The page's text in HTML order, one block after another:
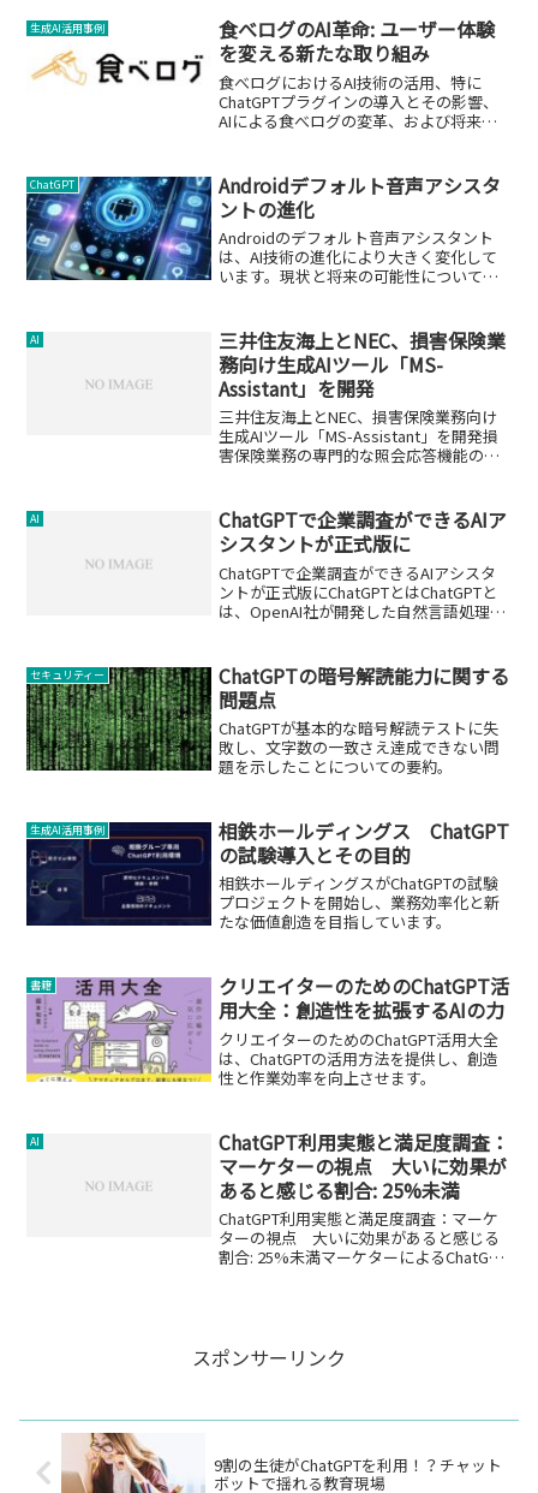
生成AI活用事例
食べログのAI革命: ユーザー体験
を変える新たな取り組み
食べログにおけるAI技術の活用、特に
ChatGPTプラグインの導入とその影響、
AIによる食べログの変革、および将来展
ChatGPT
Androidデフォルト音声アシスタ
ントの進化
Androidのデフォルト音声アシスタント
は、AI技術の進化により大きく変化して
います。現状と将来の可能性について詳
AI
三井住友海上とNEC、損害保険業
務向け生成AIツール「MS-
Assistant」を開発
三井住友海上とNEC、損害保険業務向け
生成AIツール「MS-Assistant」を開発損
害保険業務の専門的な照会応答機能の追
品規定や事務手続ルールに関する照会等
を自動...
AI
ChatGPTで企業調査ができるAIア
シスタントが正式版に
ChatGPTで企業調査ができるAIアシスタ
ントが正式版にChatGPTとはChatGPTと
は、OpenAI社が開発した自然言語処理の
ざまな質問に答えたり、話題...
セキュリティー
ChatGPTの暗号解読能力に関する
問題点
ChatGPTが基本的な暗号解読テストに失
敗し、文字数の一致さえ達成できない問
題を示したことについての要約。
生成AI活用事例
相鉄ホールディングス ChatGPT
の試験導入とその目的
相鉄ホールディングスがChatGPTの試験
プロジェクトを開始し、業務効率化と新
たな価値創造を目指しています。
書籍
クリエイターのためのChatGPT活
用大全：創造性を拡張するAIの力
クリエイターのためのChatGPT活用大全
は、ChatGPTの活用方法を提供し、創造
性と作業効率を向上させます。
AI
ChatGPT利用実態と満足度調査：
マーケターの視点 大いに効果が
あると感じる割合: 25%未満
ChatGPT利用実態と満足度調査：マーケ
ターの視点 大いに効果があると感じる
割合: 25%未満マーケターによるChatGPT
スポンサーリンク
9割の生徒がChatGPTを利用！？チャット
ボットで揺れる教育現場